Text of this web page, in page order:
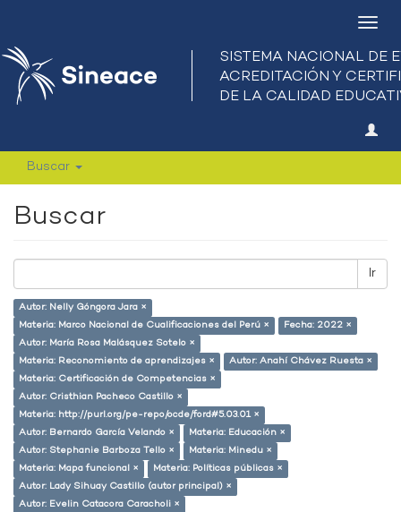
Buscar
Buscar
Ir
Autor: Nelly Góngora Jara ×
Materia: Marco Nacional de Cualificaciones del Perú ×
Fecha: 2022 ×
Autor: María Rosa Malásquez Sotelo ×
Materia: Reconomiento de aprendizajes ×
Autor: Anahí Chávez Ruesta ×
Materia: Certificación de Competencias ×
Autor: Cristhian Pacheco Castillo ×
Materia: http://purl.org/pe-repo/ocde/ford#5.03.01 ×
Autor: Bernardo García Velando ×
Materia: Educación ×
Autor: Stephanie Barboza Tello ×
Materia: Minedu ×
Materia: Mapa funcional ×
Materia: Políticas públicas ×
Autor: Lady Sihuay Castillo (autor principal) ×
Autor: Evelin Catacora Caracholi ×